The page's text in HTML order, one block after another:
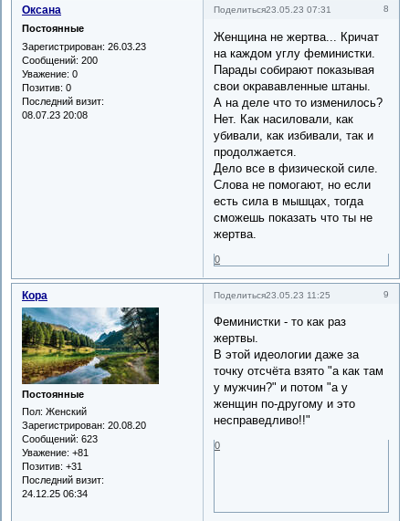
Поделиться 8
23.05.23 07:31
Оксана
Постоянные
Зарегистрирован: 26.03.23
Сообщений: 200
Уважение: 0
Позитив: 0
Последний визит:
08.07.23 20:08
Женщина не жертва... Кричат
на каждом углу феминистки.
Парады собирают показывая
свои окрававленные штаны.
А на деле что то изменилось?
Нет. Как насиловали, как
убивали, как избивали, так и
продолжается.
Дело все в физической силе.
Слова не помогают, но если
есть сила в мышцах, тогда
сможешь показать что ты не
жертва.
0
Поделиться 9
23.05.23 11:25
Кора
Постоянные
Пол: Женский
Зарегистрирован: 20.08.20
Сообщений: 623
Уважение: +81
Позитив: +31
Последний визит:
24.12.25 06:34
Феминистки - то как раз
жертвы.
В этой идеологии даже за
точку отсчёта взято "а как там
у мужчин?" и потом "а у
женщин по-другому и это
несправедливо!!"
0